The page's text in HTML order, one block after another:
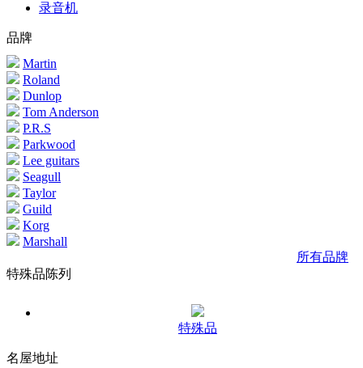
录音机
品牌
Martin
Roland
Dunlop
Tom Anderson
P.R.S
Parkwood
Lee guitars
Seagull
Taylor
Guild
Korg
Marshall
所有品牌
特殊品陈列
特殊品
名屋地址